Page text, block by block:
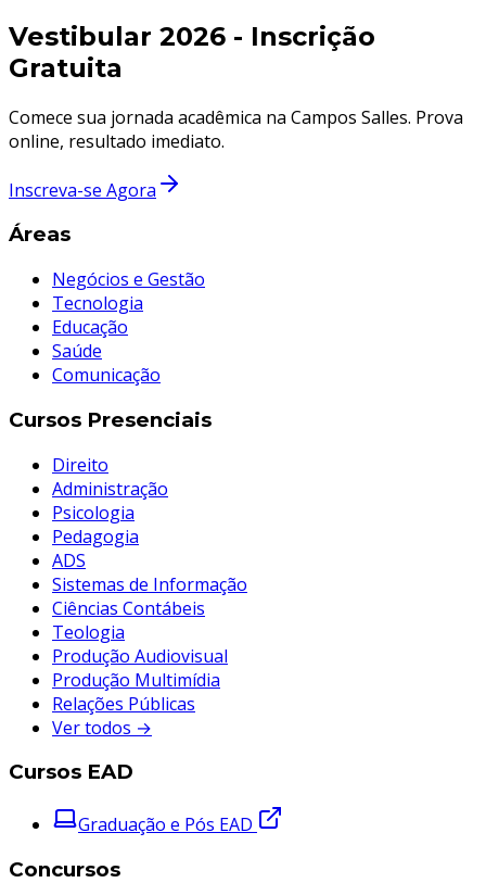
Vestibular 2026 - Inscrição
Gratuita
Comece sua jornada acadêmica na Campos Salles. Prova
online, resultado imediato.
Inscreva-se Agora
Áreas
Negócios e Gestão
Tecnologia
Educação
Saúde
Comunicação
Cursos Presenciais
Direito
Administração
Psicologia
Pedagogia
ADS
Sistemas de Informação
Ciências Contábeis
Teologia
Produção Audiovisual
Produção Multimídia
Relações Públicas
Ver todos →
Cursos EAD
Graduação e Pós EAD
Concursos